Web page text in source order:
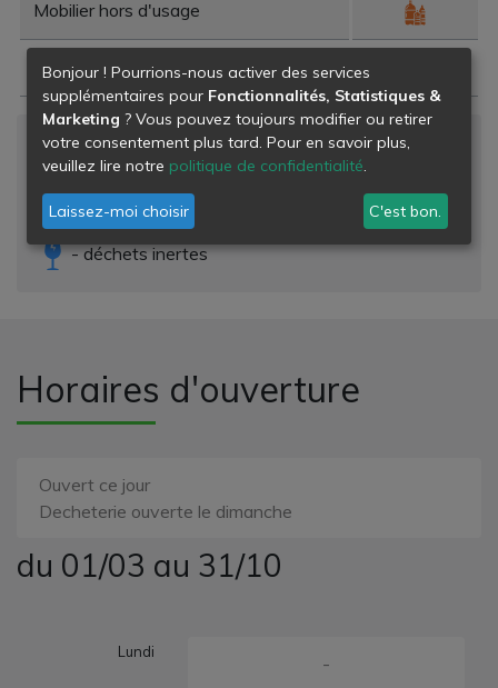
Mobilier hors d'usage
Corps gras
Niveau de danger
- déchets banals
- déchets dangereux
- déchets inertes
Horaires d'ouverture
Ouvert ce jour
Decheterie ouverte le dimanche
du 01/03 au 31/10
Lundi
-
Bonjour ! Pourrions-nous activer des services
supplémentaires pour Fonctionnalités, Statistiques &
Marketing ? Vous pouvez toujours modifier ou retirer
votre consentement plus tard. Pour en savoir plus,
veuillez lire notre politique de confidentialité.
Laissez-moi choisir C'est bon.